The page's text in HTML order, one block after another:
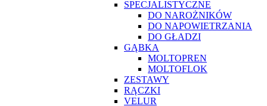
SPECJALISTYCZNE
DO NAROŻNIKÓW
DO NAPOWIETRZANIA
DO GŁADZI
GĄBKA
MOLTOPREN
MOLTOFLOK
ZESTAWY
RĄCZKI
VELUR